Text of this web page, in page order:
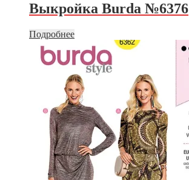
Выкройка Burda №6376
Подробнее